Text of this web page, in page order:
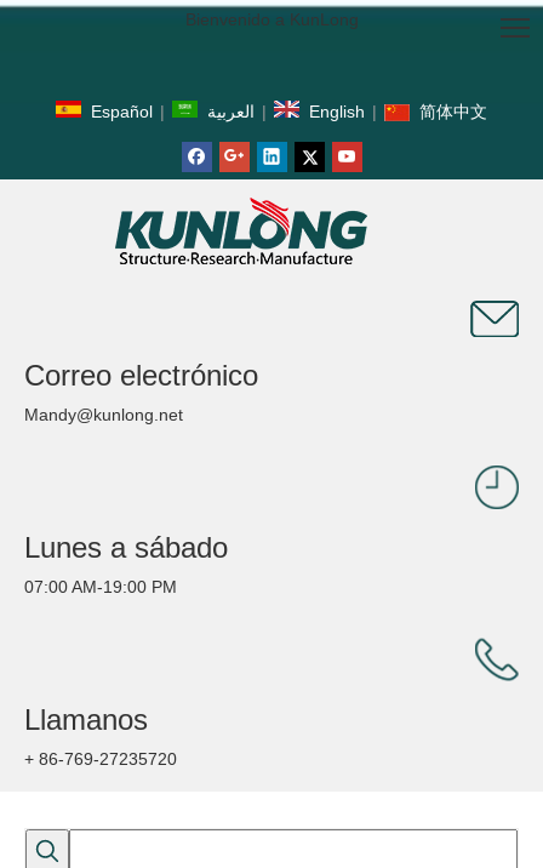
Bienvenido a KunLong
Español | العربية | English | 简体中文
Correo electrónico
Mandy@kunlong.net
Lunes a sábado
07:00 AM-19:00 PM
Llamanos
+ 86-769-27235720